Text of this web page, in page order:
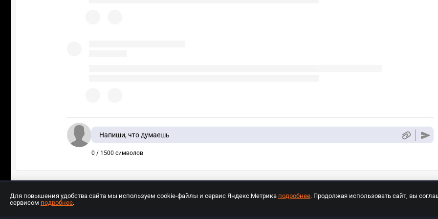
Напиши, что думаешь
0 / 1500 символов
Для повышения удобства сайта мы используем cookie-файлы и сервис Яндекс.Метрика подробнее. Продолжая использовать сайт, вы
сервисом подробнее.